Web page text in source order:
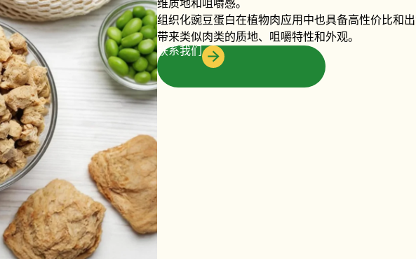
维质地和咀嚼感。
组织化豌豆蛋白在植物肉应用中也具备高性价比和
带来类似肉类的质地、咀嚼特性和外观。
联系我们